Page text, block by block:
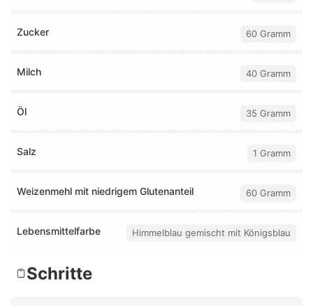
Zucker 60 Gramm
Milch 40 Gramm
Öl 35 Gramm
Salz 1 Gramm
Weizenmehl mit niedrigem Glutenanteil 60 Gramm
Lebensmittelfarbe Himmelblau gemischt mit Königsblau
Schritte